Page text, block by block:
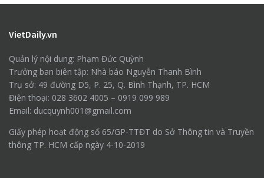
VietDaily.vn
Quản lý nội dung: Phạm Đức Quỳnh
Trưởng ban biên tập: Nhà báo Nguyễn Thanh Bình
Trụ sở: 49 đường D5, P. 25, Q. Bình Thạnh, TP. HCM
Điện thoại: 028 3602 4005 – 0919 099 989
Email: ducquynh001@gmail.com
Giấy phép hoạt động số 65/GP-TTĐT do Sở Thông tin và Truyền
thông TP. HCM cấp ngày 4-10-2019